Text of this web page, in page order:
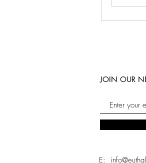
JOIN OUR
E: